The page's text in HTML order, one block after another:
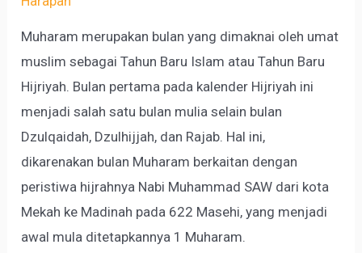
Muharam merupakan bulan yang dimaknai oleh umat
muslim sebagai Tahun Baru Islam atau Tahun Baru
Hijriyah. Bulan pertama pada kalender Hijriyah ini
menjadi salah satu bulan mulia selain bulan
Dzulqaidah, Dzulhijjah, dan Rajab. Hal ini,
dikarenakan bulan Muharam berkaitan dengan
peristiwa hijrahnya Nabi Muhammad SAW dari kota
Mekah ke Madinah pada 622 Masehi, yang menjadi
awal mula ditetapkannya 1 Muharam.